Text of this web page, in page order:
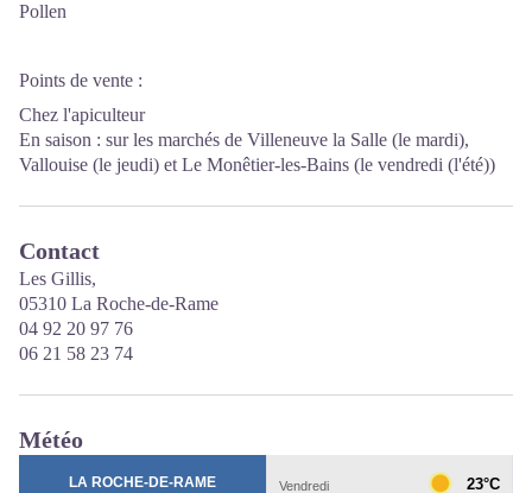
Pollen
Points de vente :
Chez l'apiculteur
En saison : sur les marchés de Villeneuve la Salle (le mardi),
Vallouise (le jeudi) et Le Monêtier-les-Bains (le vendredi (l'été))
Contact
Les Gillis,
05310 La Roche-de-Rame
04 92 20 97 76
06 21 58 23 74
Météo